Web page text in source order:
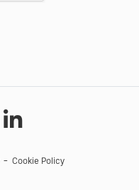
Cookie Policy